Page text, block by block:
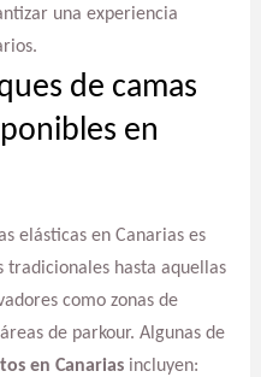
una experiencia
de camas
en
elásticas en Canarias es
tradicionales hasta aquellas
como zonas de
de parkour. Algunas de
en Canariasincluyen: